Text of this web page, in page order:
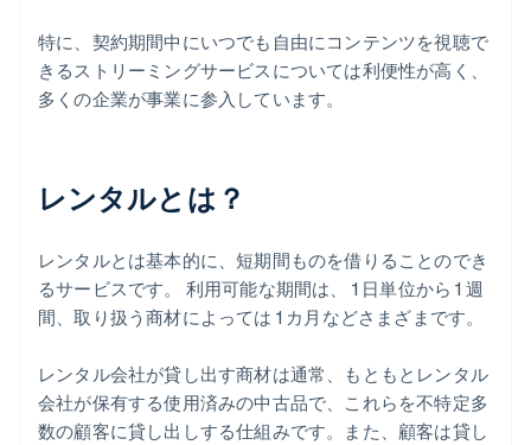
特に、契約期間中にいつでも自由にコンテンツを視聴で
きるストリーミングサービスについては利便性が高く、
多くの企業が事業に参入しています。
レンタルとは？
レンタルとは基本的に、短期間ものを借りることのでき
るサービスです。 利用可能な期間は、 1 日単位から 1 週
間、取り扱う商材によっては 1 カ月などさまざまです。
レンタル会社が貸し出す商材は通常、もともとレンタル
会社が保有する使用済みの中古品で、これらを不特定多
数の顧客に貸し出しする仕組みです。また、顧客は貸し